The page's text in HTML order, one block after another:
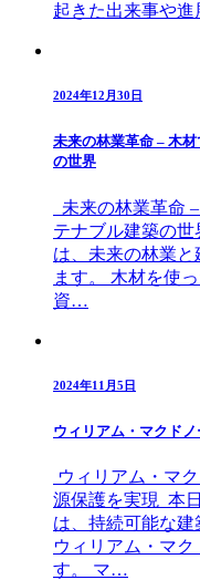
起きた出来事や
2024年12月30日
未来の林業革命 – 木
の世界
未来の林業革命
テナブル建築の
は、未来の林業
ます。 木材を使
資…
2024年11月5日
ウィリアム・マクド
ウィリアム・マ
源保護を実現 本
は、持続可能な建
ウィリアム・マ
す。 マ…